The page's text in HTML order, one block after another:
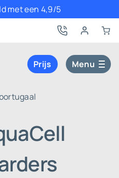
met een 4,9/5
Prijs Menu